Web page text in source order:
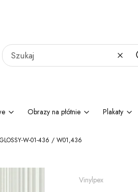
Obrazy na płótnie Plakaty
W-01-436 / W01,436
Vinylpex